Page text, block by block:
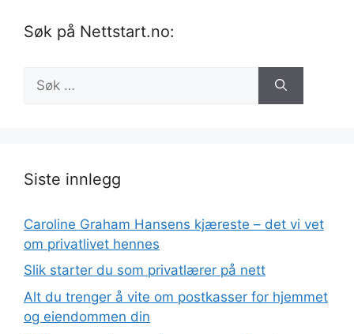
Søk på Nettstart.no:
etter:
Siste innlegg
Caroline Graham Hansens kjæreste – det vi vet
om privatlivet hennes
Slik starter du som privatlærer på nett
Alt du trenger å vite om postkasser for hjemmet
og eiendommen din